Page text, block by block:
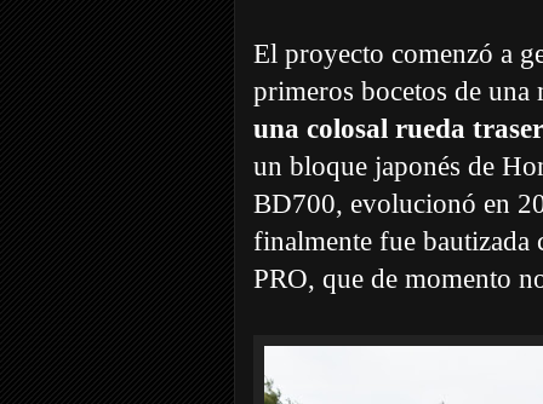
El proyecto comenzó a
primeros bocetos de
una colosal rueda
un bloque japonés de
BD700, evolucionó en
finalmente fue
PRO, que de momento